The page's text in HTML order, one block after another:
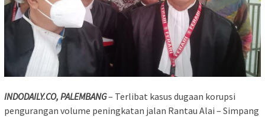
INDODAILY.CO, PALEMBANG– Terlibat kasus dugaan korupsi
pengurangan volume peningkatan jalan Rantau Alai – Simpang